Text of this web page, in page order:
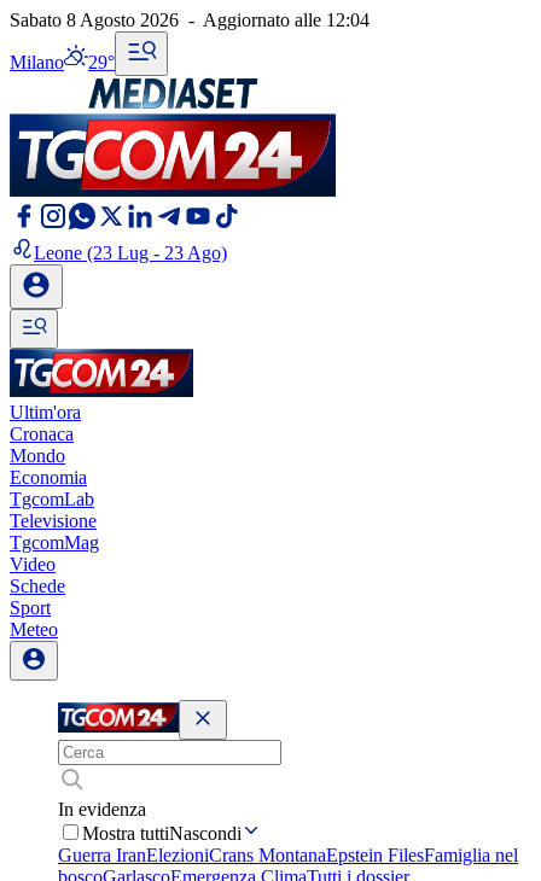
Sabato 8 Agosto 2026 - Aggiornato alle 12:04
Milano 29°
Leone (23 Lug - 23 Ago)
Ultim'ora
Cronaca
Mondo
Economia
TgcomLab
Televisione
TgcomMag
Video
Schede
Sport
Meteo
In evidenza
Mostra tuttiNascondi
Guerra IranElezioniCrans MontanaEpstein FilesFamiglia nel
boscoGarlascoEmergenza ClimaTutti i dossier